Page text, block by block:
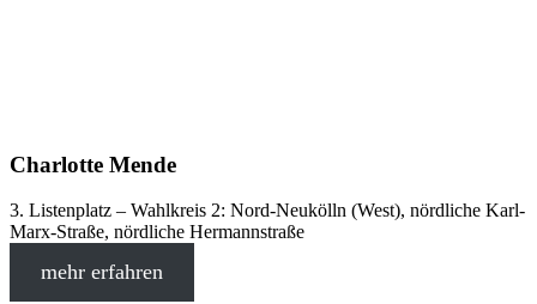
Charlotte Mende
3. Listenplatz – Wahlkreis 2: Nord-Neukölln (West), nördliche Karl-
Marx-Straße, nördliche Hermannstraße
mehr erfahren